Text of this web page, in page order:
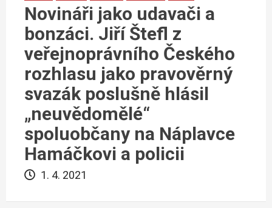
Novináři jako udavači a
bonzáci. Jiří Štefl z
veřejnoprávního Českého
rozhlasu jako pravověrný
svazák poslušně hlásil
„neuvědomělé“
spoluobčany na Náplavce
Hamáčkovi a policii
1. 4. 2021